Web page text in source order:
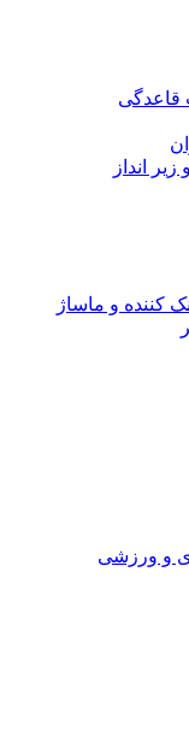
قاعدگی
انداز
کننده و ماساژ
و ورزشی